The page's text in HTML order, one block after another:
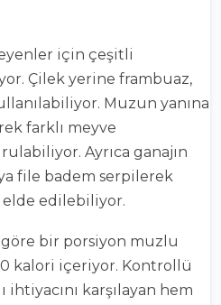
için çeşitli
Çilek yerine frambuaz,
Muzun yanına
farklı meyve
Ayrıca ganajın
file badem serpilerek
edilebiliyor.
göre bir porsiyon muzlu
kalori içeriyor. Kontrollü
karşılayan hem